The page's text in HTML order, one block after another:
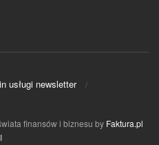
usługi newsletter
finansów i biznesu by Faktura.pl